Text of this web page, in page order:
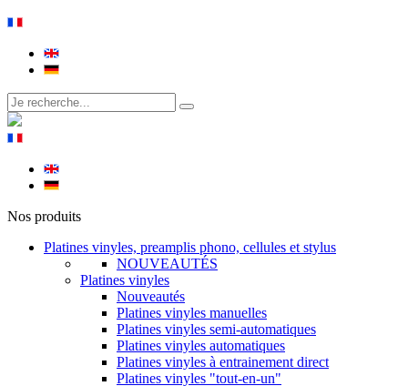
Nos produits
Platines vinyles, preamplis phono, cellules et stylus
NOUVEAUTÉS
Platines vinyles
Nouveautés
Platines vinyles manuelles
Platines vinyles semi-automatiques
Platines vinyles automatiques
Platines vinyles à entrainement direct
Platines vinyles "tout-en-un"